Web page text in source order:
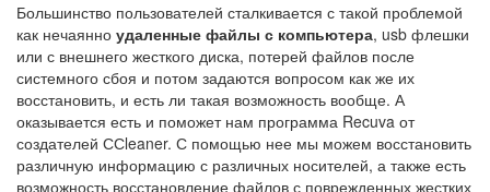
Большинство пользователей сталкивается с такой проблемой
как нечаянно удаленные файлы с компьютера, usb флешки
или с внешнего жесткого диска, потерей файлов после
системного сбоя и потом задаются вопросом как же их
восстановить, и есть ли такая возможность вообще. А
оказывается есть и поможет нам программа Recuva от
создателей ССleaner. С помощью нее мы можем восстановить
различную информацию с различных носителей, а также есть
возможность восстановление файлов с поврежденных жестких